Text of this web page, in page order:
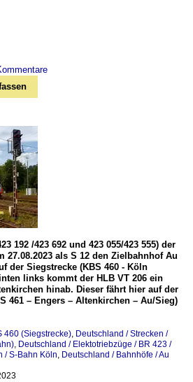
192 /423 692 und 423 055/423 555) der
27.08.2023 als S 12 den Zielbahnhof Au
der Siegstrecke (KBS 460 - Köln
links kommt der HLB VT 206 ein
hinab. Dieser fährt hier auf der
461 – Engers – Altenkirchen – Au/Sieg)
460 (Siegstrecke), Deutschland / Strecken /
, Deutschland / Elektotriebzüge / BR 423 /
/ S-Bahn Köln, Deutschland / Bahnhöfe / Au